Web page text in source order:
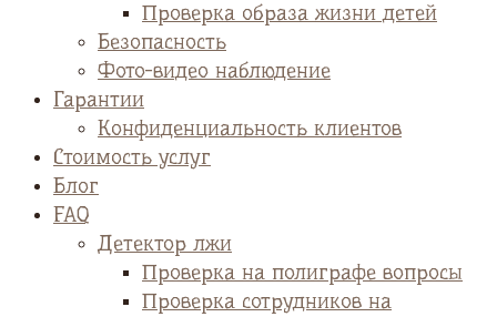
Проверка образа жизни детей
Безопасность
Фото-видео наблюдение
Гарантии
Конфиденциальность клиентов
Стоимость услуг
Блог
FAQ
Детектор лжи
Проверка на полиграфе вопросы
Проверка сотрудников на